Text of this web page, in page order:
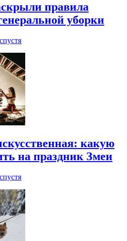
правила
уборки
какую
на праздник Змеи